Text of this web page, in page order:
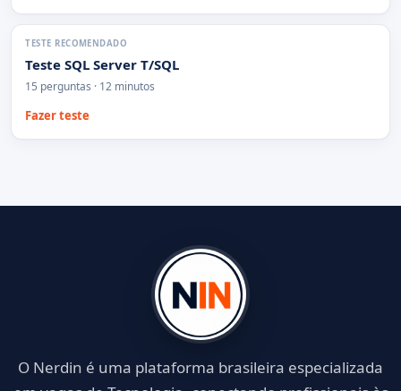
TESTE RECOMENDADO
Teste SQL Server T/SQL
15 perguntas · 12 minutos
Fazer teste
O Nerdin é uma plataforma brasileira especializada